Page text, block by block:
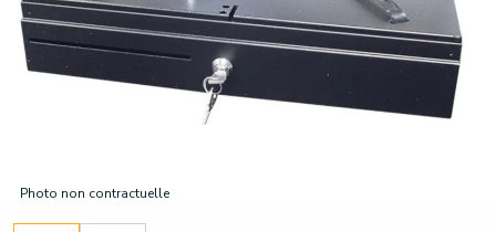
Photo non contractuelle